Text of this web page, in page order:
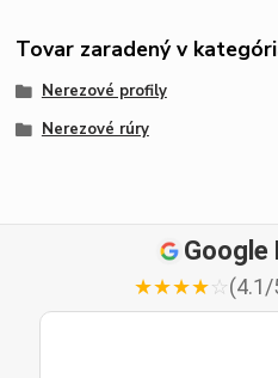
Tovar zaradený v
Nerezové profily
Nerezové rúry
Google
★★★★☆(4.1/